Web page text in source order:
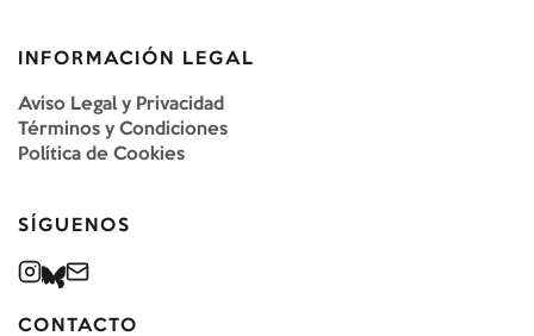
INFORMACIÓN LEGAL
Aviso Legal y Privacidad
Términos y Condiciones
Política de Cookies
SÍGUENOS
CONTACTO